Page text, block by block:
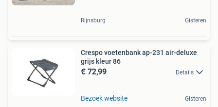
Rijnsburg Gisteren
Crespo voetenbank ap-231 air-deluxe
grijs kleur 86
€ 72,99 Details
Bezoek website Gisteren